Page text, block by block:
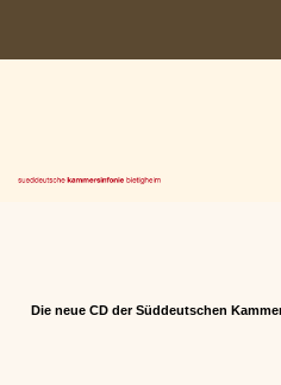
Zum
Die neue CD der Süddeutschen